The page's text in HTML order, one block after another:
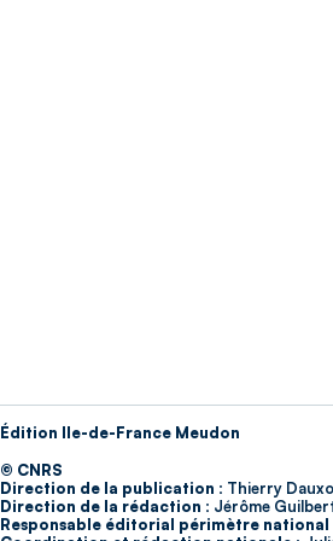
Édition Ile-de-France Meudon
© CNRS
Direction de la publication : Thierry
Direction de la rédaction : Jérôme
Responsable éditorial périmètre national